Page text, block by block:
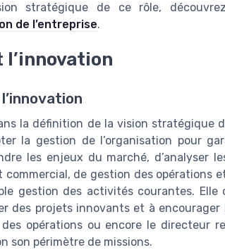
stratégique de ce rôle,
de l’entreprise.
la définition de la vision stratégique
la gestion de l’organisation pour
les enjeux du marché, d’analyser
de gestion des opérations
gestion des activités courantes. Elle
des projets innovants et à
opérations ou encore le directeur
son périmètre de missions.